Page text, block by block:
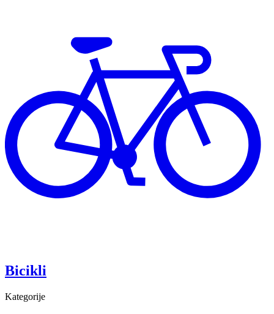
Bicikli
Kategorije